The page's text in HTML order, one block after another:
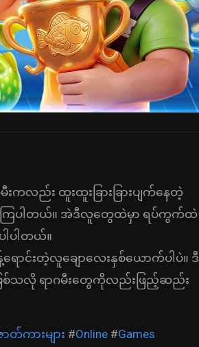
လည်း ထူးထူးခြားခြားပျက်နေတဲ့
ကြပါတယ်။ အဲဒီလူတွေထဲမှာ ရပ်ကွက်ထဲ
ပါတယ်။
းတဲ့လူချောလေးနှစ်ယောက်ပါပဲ။ ဒီ
စ်သလို ရာဂမီးတွေကိုလည်းဖြည့်ဆည်း
တ်ကားများ #Online #Games